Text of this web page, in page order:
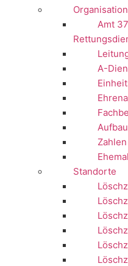
Organisation
Amt
A-
Standorte